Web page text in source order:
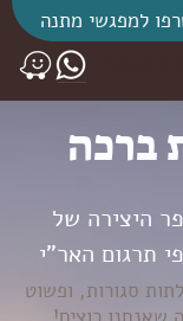
למפגשי מתנה
היצירה של
תרגום האר"י
סגורות, ופשוט